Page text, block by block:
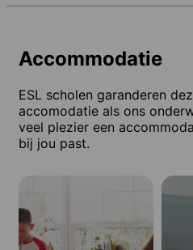
Accommodatie
ESL scholen garanderen
accomodatie als ons
veel plezier een
bij jou past.